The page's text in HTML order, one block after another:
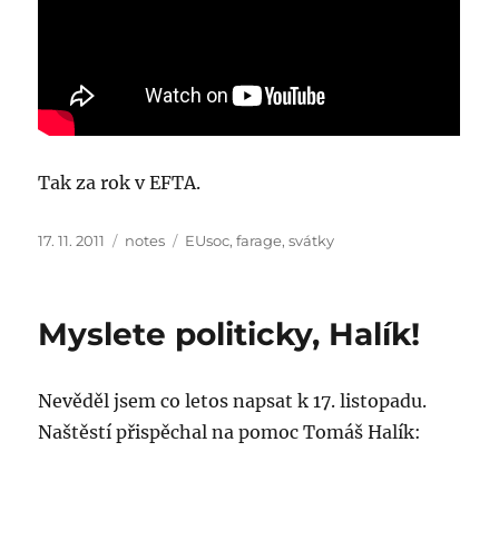
Tak za rok v EFTA.
Posted
17. 11. 2011 Categories
notes Tags
EUsoc,farage,svátky
Myslete politicky, Halík!
Nevěděl jsem co letos napsat k 17. listopadu.
Naštěstí přispěchal na pomoc Tomáš Halík: